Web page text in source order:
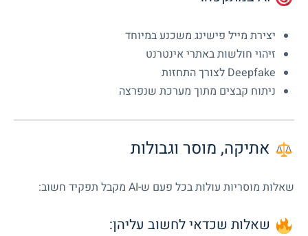
יצירת מייל פישינג משכנע במיוחד
זיהוי חולשות באתרי אינטרנט
Deepfake לצורך התחזות
ניתוח קבצים מתוך מערכת שנפרצה
אתיקה, מוסר וגבולות
שאלות מוסריות עולות בכל פעם ש-AI מקבל תפקיד חשוב:
שאלות שכדאי לחשוב עליהן: